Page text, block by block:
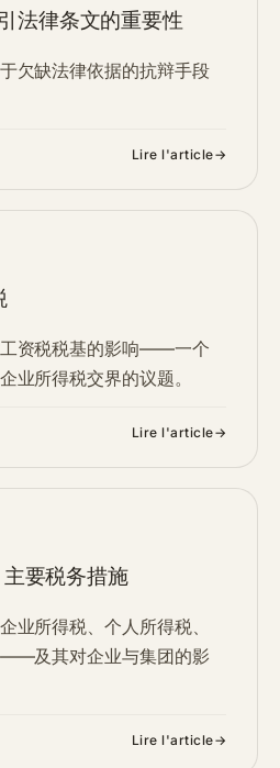
法律条文的重要性
欠缺法律依据的抗辩手段
Lire l'article→
资税税基的影响——一个
业所得税交界的议题。
Lire l'article→
要税务措施
业所得税、个人所得税、
及其对企业与集团的影
Lire l'article→